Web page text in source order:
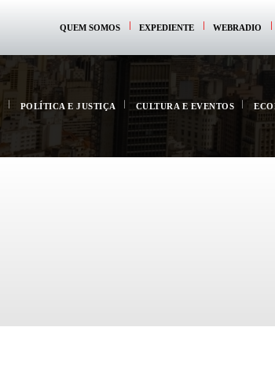
QUEM SOMOS EXPEDIENTE WEBRADIO
POLÍTICA E JUSTIÇA CULTURA E EVENTOS